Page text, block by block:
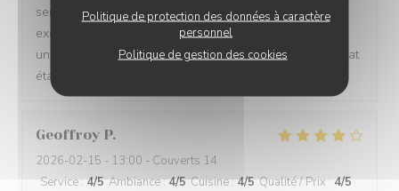
Politique de protection des données à caractère
personnel
Politique de gestion des cookies
service attentionné. Très bon dîner, pâtes et pizzas
excellentes. Seul bémol pour la pizzaTartufata qui était
un peu sèche. En dessert, tiramisu et mousse au chocolat
étaient délicieux !
Geoffroy P
2026-02-15 - 13:00 - Couverts 14
Service:4/5 Ambiance:4/5 Cuisine:4/5 Qualité / Prix : 4/5